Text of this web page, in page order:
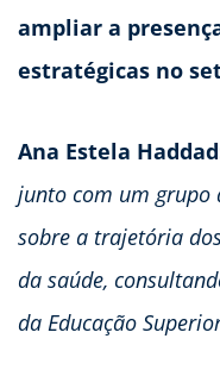
ampliar a
estratégicas no
Ana Estela
junto com um grupo
sobre a trajetória
da saúde,
da Educação